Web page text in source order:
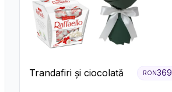
Trandafiri și ciocolată RON369